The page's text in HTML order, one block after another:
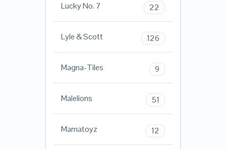
Lucky No. 7 22
Lyle & Scott 126
Magna-Tiles 9
Malelions 51
Mamatoyz 12